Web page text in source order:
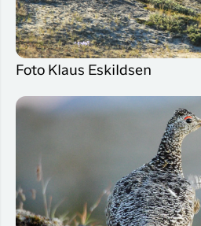
Foto Klaus Eskildsen